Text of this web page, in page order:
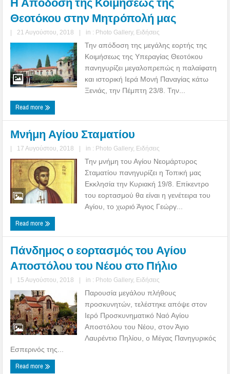
Θεοτόκου στην Μητρόπολή μας
| 21 Αυγούστου, 2018 | in : Photo Gallery, Ειδήσεις
Την απόδοση της μεγάλης εορτής της
Κοιμήσεως της Υπεραγίας Θεοτόκου
πανηγυρίζει μεγαλοπρεπώς η παλαίφατη
και ιστορική Ιερά Μονή Παναγίας κάτω
Ξενιάς, την Πέμπτη 23/8. Την...
Read more
Μνήμη Αγίου Σταματίου
| 17 Αυγούστου, 2018 | in : Photo Gallery, Ειδήσεις
Την μνήμη του Αγίου Νεομάρτυρος
Σταματίου πανηγυρίζει η Τοπική μας
Εκκλησία την Κυριακή 19/8. Επίκεντρο
του εορτασμού θα είναι η γενέτειρα του
Αγίου, το χωριό Άγιος Γεώργ...
Read more
Πάνδημος ο εορτασμός του Αγίου
Αποστόλου του Νέου στο Πήλιο
| 15 Αυγούστου, 2018 | in : Photo Gallery, Ειδήσεις
Παρουσία μεγάλου πλήθους
προσκυνητών, τελέστηκε απόψε στον
Ιερό Προσκυνηματικό Ναό Αγίου
Αποστόλου του Νέου, στον Άγιο
Λαυρέντιο Πηλίου, ο Μέγας Πανηγυρικός
Εσπερινός της...
Read more